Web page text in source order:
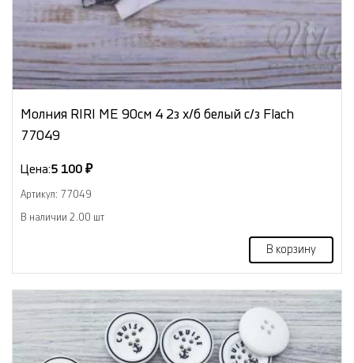
Молния RIRI ME 90см 4 2з х/б белый с/з Flach
77049
Цена:5 100 ₽
Артикул: 77049
В наличии 2.00 шт
В корзину